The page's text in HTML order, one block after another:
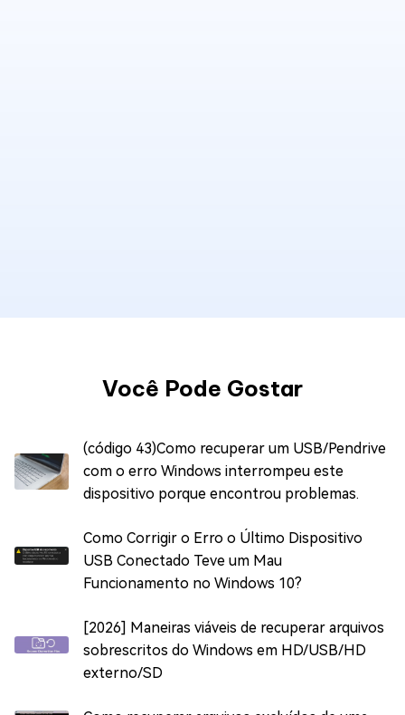
Você Pode Gostar
(código 43)Como recuperar um USB/Pendrive
com o erro Windows interrompeu este
dispositivo porque encontrou problemas.
Como Corrigir o Erro o Último Dispositivo
USB Conectado Teve um Mau
Funcionamento no Windows 10?
[2026] Maneiras viáveis de recuperar arquivos
sobrescritos do Windows em HD/USB/HD
externo/SD